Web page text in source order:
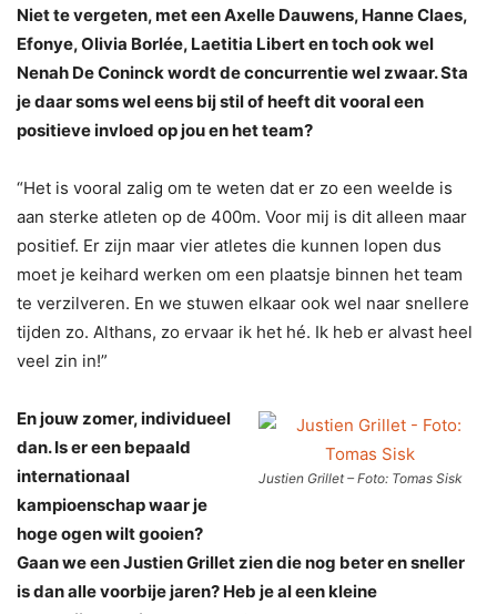
Niet te vergeten, met een Axelle Dauwens, Hanne Claes,
Efonye, Olivia Borlée, Laetitia Libert en toch ook wel
Nenah De Coninck wordt de concurrentie wel zwaar. Sta
je daar soms wel eens bij stil of heeft dit vooral een
positieve invloed op jou en het team?
“Het is vooral zalig om te weten dat er zo een weelde is
aan sterke atleten op de 400m. Voor mij is dit alleen maar
positief. Er zijn maar vier atletes die kunnen lopen dus
moet je keihard werken om een plaatsje binnen het team
te verzilveren. En we stuwen elkaar ook wel naar snellere
tijden zo. Althans, zo ervaar ik het hé. Ik heb er alvast heel
veel zin in!”
Justien Grillet – Foto: Tomas Sisk
En jouw zomer, individueel
dan. Is er een bepaald
internationaal
kampioenschap waar je
hoge ogen wilt gooien?
Gaan we een Justien Grillet zien die nog beter en sneller
is dan alle voorbije jaren? Heb je al een kleine